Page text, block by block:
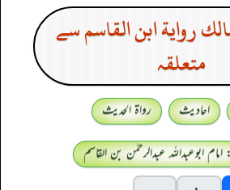
رواية ابن القاسم سے
متعلقہ
احادیث
رواۃ الحدیث
ابوعبداللہ عبدالرحمٰن بن القاسم